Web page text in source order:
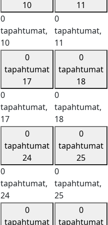
10
0
tapahtumat,
10
11
0
tapahtumat,
11
0
tapahtumat
17
0
tapahtumat,
17
0
tapahtumat
18
0
tapahtumat,
18
0
tapahtumat
24
0
tapahtumat,
24
0
tapahtumat
25
0
tapahtumat,
25
0
tapahtumat
0
tapahtumat